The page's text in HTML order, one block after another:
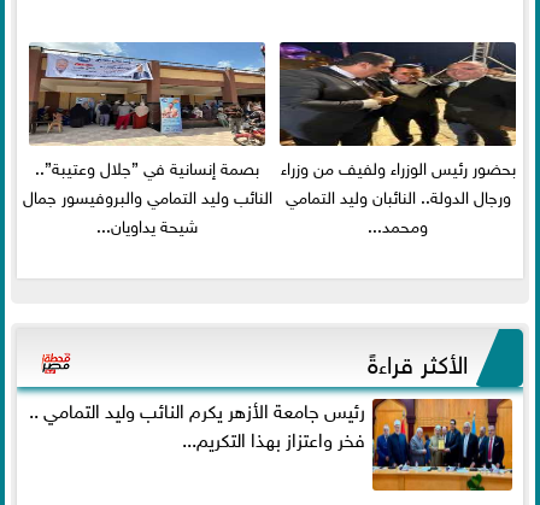
بحضور رئيس الوزراء ولفيف من وزراء
ورجال الدولة.. النائبان وليد التمامي
ومحمد...
بصمة إنسانية في ”جلال وعتيبة”..
النائب وليد التمامي والبروفيسور جمال
شيحة يداويان...
الأكثر قراءةً
رئيس جامعة الأزهر يكرم النائب وليد التمامي ..
فخر واعتزاز بهذا التكريم...